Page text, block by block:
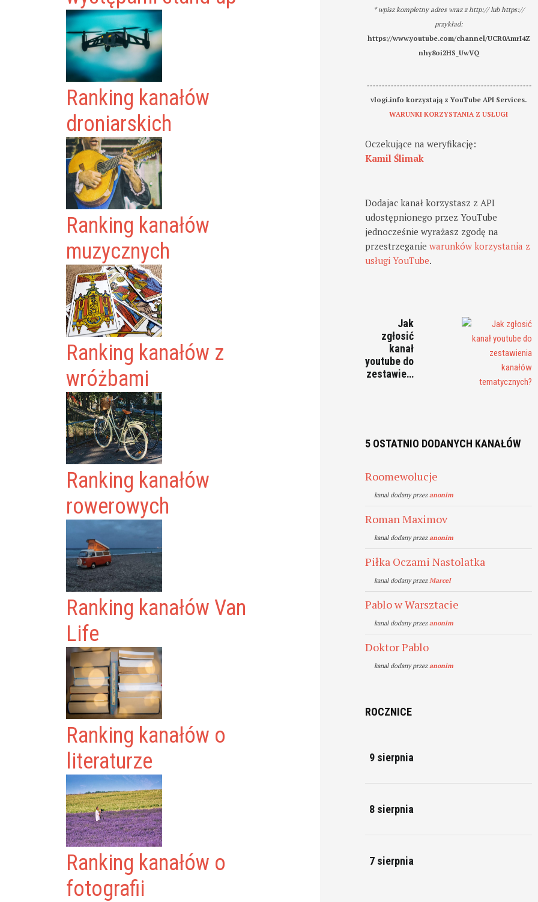
Ranking kanałów
droniarskich
Ranking kanałów
muzycznych
Ranking kanałów z
wróżbami
Ranking kanałów
rowerowych
Ranking kanałów Van
Life
Ranking kanałów o
literaturze
Ranking kanałów o
fotografii
* wpisz kompletny adres wraz z http:// lub https://
przykład:
https://www.youtube.com/channel/UCR0AmrI4Z
nhy8oi2HS_UwVQ
-------------------------------------------------------
vlogi.info korzystają z YouTube API Services.
WARUNKI KORZYSTANIA Z USŁUGI
Oczekujące na weryfikację:
Kamil Ślimak
Dodajac kanał korzystasz z API
udostępnionego przez YouTube
jednocześnie wyrażasz zgodę na
przestrzeganiewarunków korzystania z
usługi YouTube.
Jak
zgłosić
kanał
youtube do
zestawie…
5 OSTATNIO DODANYCH KANAŁÓW
Roomewolucje
kanal dodany przezanonim
Roman Maximov
kanal dodany przezanonim
Piłka Oczami Nastolatka
kanal dodany przezMarcel
Pablo w Warsztacie
kanal dodany przezanonim
Doktor Pablo
kanal dodany przezanonim
ROCZNICE
9 sierpnia
8 sierpnia
7 sierpnia